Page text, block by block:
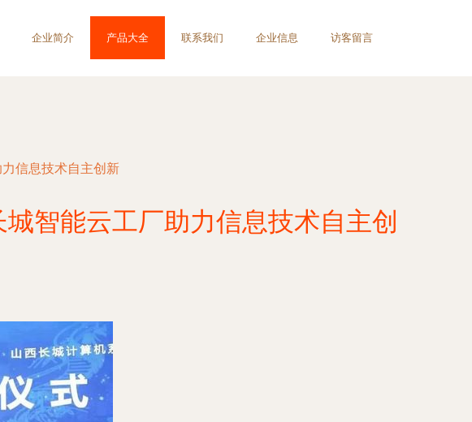
企业简介 产品大全 联系我们 企业信息 访客留言
信息技术自主创新
智能云工厂助力信息技术自主创